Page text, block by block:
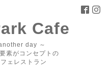
Cafe
day ～
素がコンセプトの
ェレストラン